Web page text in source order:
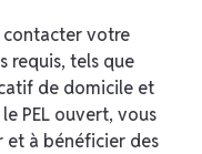
contacter votre
requis, tels que
de domicile et
PEL ouvert, vous
et à bénéficier des